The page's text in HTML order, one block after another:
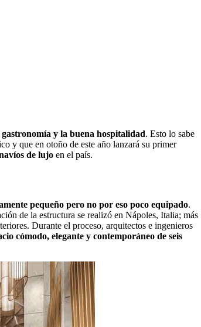
y la buena hospitalidad. Esto lo sabe
y que en otoño de este año lanzará su primer
de lujo en el país.
pequeño pero no por eso poco equipado.
de la estructura se realizó en Nápoles, Italia; más
Durante el proceso, arquitectos e ingenieros
cómodo, elegante y contemporáneo de seis